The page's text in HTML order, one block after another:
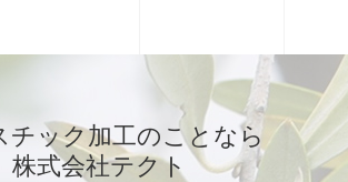
チック加工のことなら
株式会社テクト